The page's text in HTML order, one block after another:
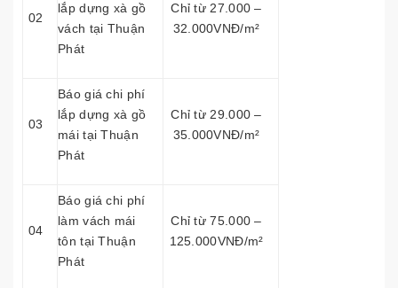
02
lắp dựng xà gồ
vách tại Thuận
Phát
Chỉ từ 27.000 –
32.000VNĐ/m²
03
Báo giá chi phí
lắp dựng xà gồ
mái tại Thuận
Phát
Chỉ từ 29.000 –
35.000VNĐ/m²
04
Báo giá chi phí
làm vách mái
tôn tại Thuận
Phát
Chỉ từ 75.000 –
125.000VNĐ/m²